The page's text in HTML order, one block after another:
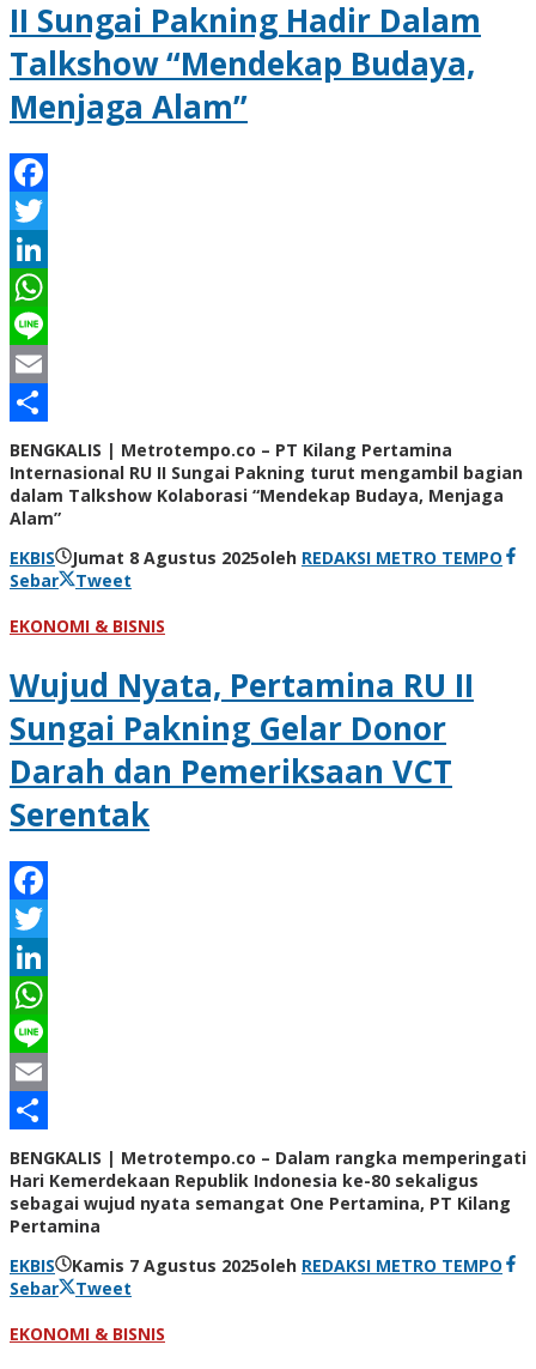
II Sungai Pakning Hadir Dalam
Talkshow “Mendekap Budaya,
Menjaga Alam”
Facebook
Twitter
LinkedIn
WhatsApp
Line
Email
Share
BENGKALIS | Metrotempo.co – PT Kilang Pertamina
Internasional RU II Sungai Pakning turut mengambil bagian
dalam Talkshow Kolaborasi “Mendekap Budaya, Menjaga
Alam”
EKBIS
Jumat 8 Agustus 2025oleh REDAKSI METRO TEMPO
Sebar
Tweet
EKONOMI & BISNIS
Wujud Nyata, Pertamina RU II
Sungai Pakning Gelar Donor
Darah dan Pemeriksaan VCT
Serentak
Facebook
Twitter
LinkedIn
WhatsApp
Line
Email
Share
BENGKALIS | Metrotempo.co – Dalam rangka memperingati
Hari Kemerdekaan Republik Indonesia ke-80 sekaligus
sebagai wujud nyata semangat One Pertamina, PT Kilang
Pertamina
EKBIS
Kamis 7 Agustus 2025oleh REDAKSI METRO TEMPO
Sebar
Tweet
EKONOMI & BISNIS